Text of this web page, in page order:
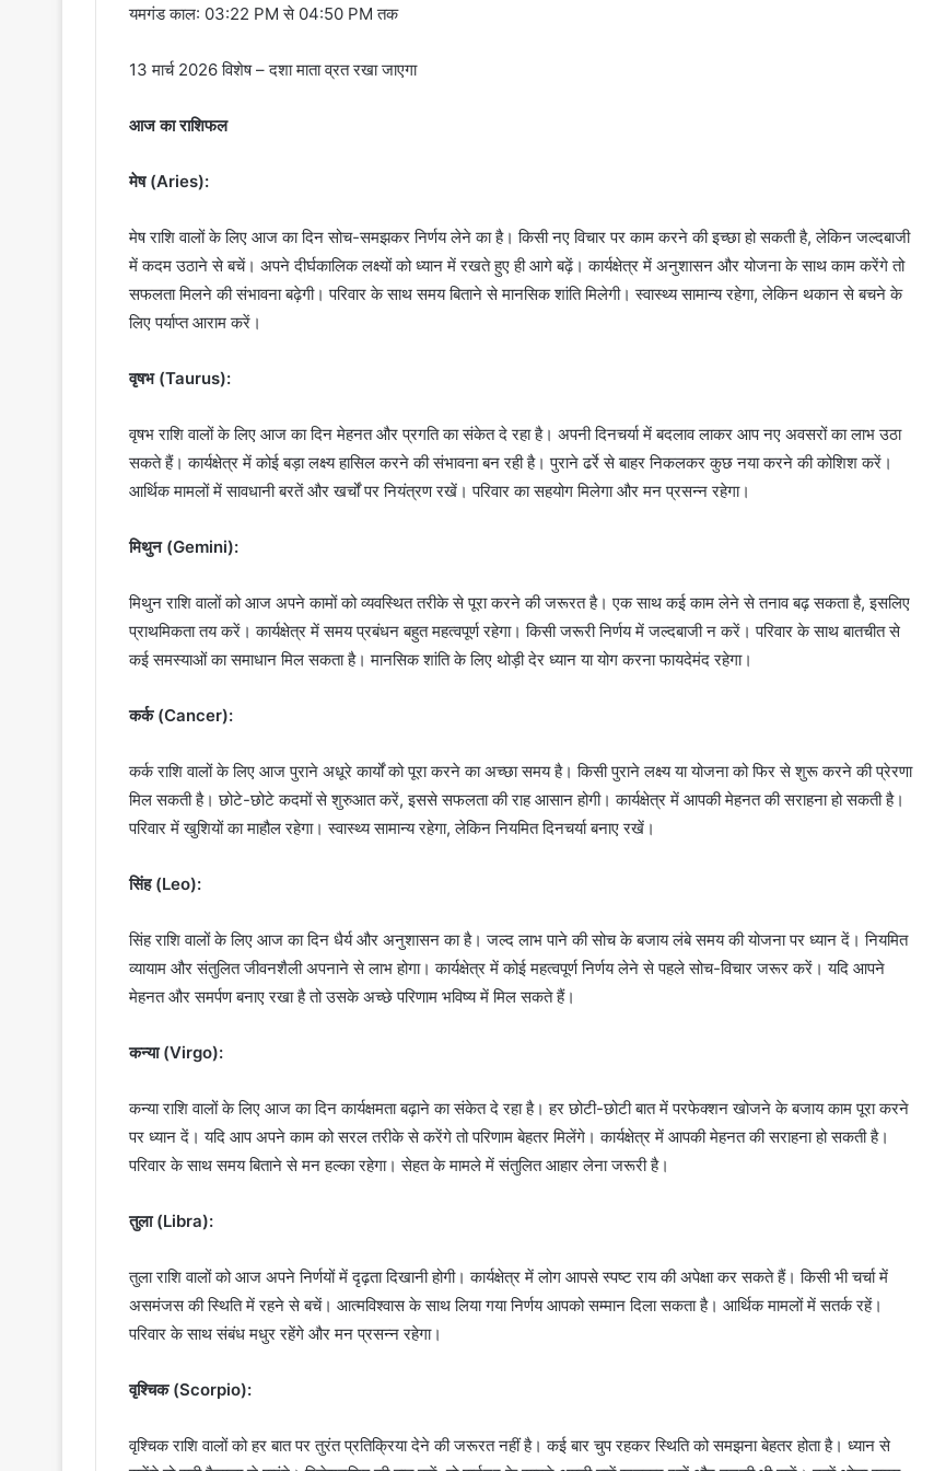
यमगंड काल: 03:22 PM से 04:50 PM तक
13 मार्च 2026 विशेष – दशा माता व्रत रखा जाएगा
आज का राशिफल
मेष (Aries):
मेष राशि वालों के लिए आज का दिन सोच-समझकर निर्णय लेने का है। किसी नए विचार पर काम करने की इच्छा हो सकती है, लेकिन जल्दबाजी
में कदम उठाने से बचें। अपने दीर्घकालिक लक्ष्यों को ध्यान में रखते हुए ही आगे बढ़ें। कार्यक्षेत्र में अनुशासन और योजना के साथ काम करेंगे तो
सफलता मिलने की संभावना बढ़ेगी। परिवार के साथ समय बिताने से मानसिक शांति मिलेगी। स्वास्थ्य सामान्य रहेगा, लेकिन थकान से बचने के
लिए पर्याप्त आराम करें।
वृषभ (Taurus):
वृषभ राशि वालों के लिए आज का दिन मेहनत और प्रगति का संकेत दे रहा है। अपनी दिनचर्या में बदलाव लाकर आप नए अवसरों का लाभ उठा
सकते हैं। कार्यक्षेत्र में कोई बड़ा लक्ष्य हासिल करने की संभावना बन रही है। पुराने ढर्रे से बाहर निकलकर कुछ नया करने की कोशिश करें।
आर्थिक मामलों में सावधानी बरतें और खर्चों पर नियंत्रण रखें। परिवार का सहयोग मिलेगा और मन प्रसन्न रहेगा।
मिथुन (Gemini):
मिथुन राशि वालों को आज अपने कामों को व्यवस्थित तरीके से पूरा करने की जरूरत है। एक साथ कई काम लेने से तनाव बढ़ सकता है, इसलिए
प्राथमिकता तय करें। कार्यक्षेत्र में समय प्रबंधन बहुत महत्वपूर्ण रहेगा। किसी जरूरी निर्णय में जल्दबाजी न करें। परिवार के साथ बातचीत से
कई समस्याओं का समाधान मिल सकता है। मानसिक शांति के लिए थोड़ी देर ध्यान या योग करना फायदेमंद रहेगा।
कर्क (Cancer):
कर्क राशि वालों के लिए आज पुराने अधूरे कार्यों को पूरा करने का अच्छा समय है। किसी पुराने लक्ष्य या योजना को फिर से शुरू करने की प्रेरणा
मिल सकती है। छोटे-छोटे कदमों से शुरुआत करें, इससे सफलता की राह आसान होगी। कार्यक्षेत्र में आपकी मेहनत की सराहना हो सकती है।
परिवार में खुशियों का माहौल रहेगा। स्वास्थ्य सामान्य रहेगा, लेकिन नियमित दिनचर्या बनाए रखें।
सिंह (Leo):
सिंह राशि वालों के लिए आज का दिन धैर्य और अनुशासन का है। जल्द लाभ पाने की सोच के बजाय लंबे समय की योजना पर ध्यान दें। नियमित
व्यायाम और संतुलित जीवनशैली अपनाने से लाभ होगा। कार्यक्षेत्र में कोई महत्वपूर्ण निर्णय लेने से पहले सोच-विचार जरूर करें। यदि आपने
मेहनत और समर्पण बनाए रखा है तो उसके अच्छे परिणाम भविष्य में मिल सकते हैं।
कन्या (Virgo):
कन्या राशि वालों के लिए आज का दिन कार्यक्षमता बढ़ाने का संकेत दे रहा है। हर छोटी-छोटी बात में परफेक्शन खोजने के बजाय काम पूरा करने
पर ध्यान दें। यदि आप अपने काम को सरल तरीके से करेंगे तो परिणाम बेहतर मिलेंगे। कार्यक्षेत्र में आपकी मेहनत की सराहना हो सकती है।
परिवार के साथ समय बिताने से मन हल्का रहेगा। सेहत के मामले में संतुलित आहार लेना जरूरी है।
तुला (Libra):
तुला राशि वालों को आज अपने निर्णयों में दृढ़ता दिखानी होगी। कार्यक्षेत्र में लोग आपसे स्पष्ट राय की अपेक्षा कर सकते हैं। किसी भी चर्चा में
असमंजस की स्थिति में रहने से बचें। आत्मविश्वास के साथ लिया गया निर्णय आपको सम्मान दिला सकता है। आर्थिक मामलों में सतर्क रहें।
परिवार के साथ संबंध मधुर रहेंगे और मन प्रसन्न रहेगा।
वृश्चिक (Scorpio):
वृश्चिक राशि वालों को हर बात पर तुरंत प्रतिक्रिया देने की जरूरत नहीं है। कई बार चुप रहकर स्थिति को समझना बेहतर होता है। ध्यान से